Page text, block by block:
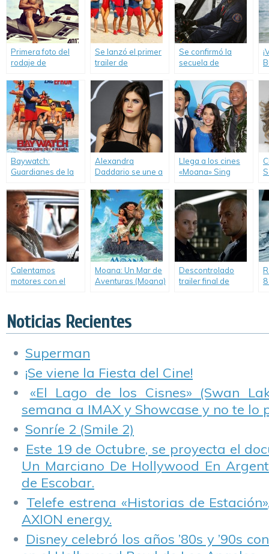
Primera foto del
rodaje de
Se lanzó el primer
trailer de
Se confirmó la
secuela de
Falla de San
Andrés».
Baywatch:
Guardianes de la
Alexandra
Daddario se une a
«Baywatch».
Llega a los cines
«Moana» Sing
Calentamos
motores con el
Furiosos 8».
Moana: Un Mar de
Aventuras (Moana)
Descontrolado
trailer final de
Noticias Recientes
Superman
¡Se viene la Fiesta del Cine!
«El Lago de los Cisnes» (Swan
semana a IMAX y Showcase y no te lo
Sonríe 2 (Smile 2)
Este 19 de Octubre, se proyecta el
Un Marciano De Hollywood En
de Escobar.
Telefe estrena «Historias de
AXION energy.
Disney celebró los años ’80s y ’90s